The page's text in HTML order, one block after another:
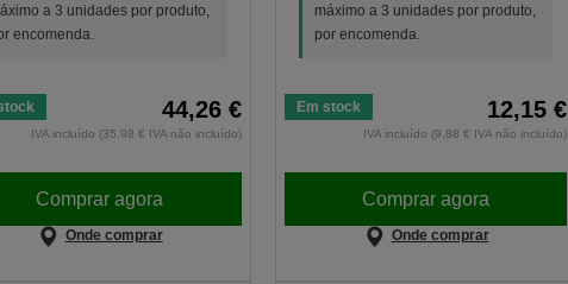
a 3 unidades por produto,
encomenda.
44,26 €
IVA incluído (35,98 € IVA não incluído)
Comprar agora
Onde comprar
máximo a 3 unidades por produto,
por encomenda.
Em stock 12,15 €
IVA incluído (9,88 € IVA não incluído)
Comprar agora
Onde comprar